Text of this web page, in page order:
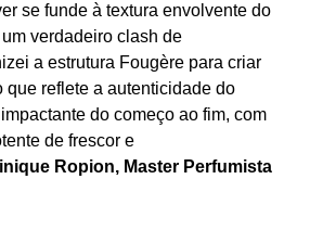
se funde à textura envolvente do
verdadeiro clash de
a estrutura Fougère para criar
que reflete a autenticidade do
do começo ao fim, com
de frescor e
Ropion, Master Perfumista